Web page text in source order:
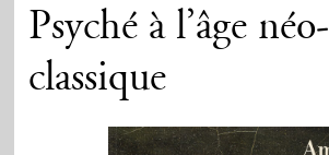
Psyché à l’âge néo-
classique